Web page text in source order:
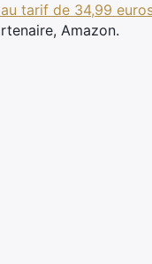
tarif de 34,99
Amazon.